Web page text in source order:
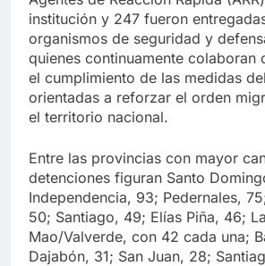
institución y 247 fueron
organismos de seguridad y
quienes continuamente colaboran
el cumplimiento de las medidas
orientadas a reforzar el orden
el territorio nacional.
Entre las provincias con mayor
detenciones figuran Santo
Independencia, 93; Pedernales,
50; Santiago, 49; Elías Piña, 46;
Mao/Valverde, con 42 cada una;
Dajabón, 31; San Juan, 28;